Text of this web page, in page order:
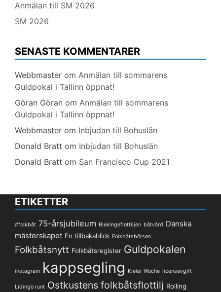
Anmälan till SM 2026
SM 2026
SENASTE KOMMENTARER
Webbmaster om Anmälan till sommarens
Guldpokal i Tallinn öppnat!
Göran Göran om Anmälan till sommarens
Guldpokal i Tallinn öppnat!
Webbmaster om Inbjudan till Bohuslän
Donald Bratt om Inbjudan till Bohuslän
Donald Bratt om San Francisco Cup 2021
ETIKETTER
#folkbåt 75-årsjubileum Blekingeflottiljen båtvård Danska
mästerskapet En tillbakablick Folkbåtsbörsen
Folkbåtsnytt Folkbåtsregister Guldpokalen
instagram kappsegling Kieler Woche licensavgift
Lidingö runt Ostkustens folkbåtsflottilj Rolling